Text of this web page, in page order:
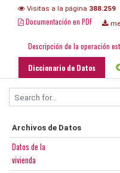
Visitas a la página 388.259
Documentación en PDF
Descripción de la operación
Diccionario de Datos
Archivos de Datos
Datos de la
vivienda